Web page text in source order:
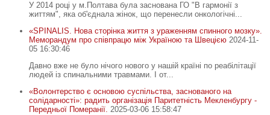
У 2014 році у м.Полтава була заснована ГО "В гармонії з
життям", яка об'єднала жінок, що перенесли онкологічні...
«SPINALIS. Нова сторінка життя з ураженням спинного мозку».
Меморандум про співпрацю між Україною та Швецією 2024-11-
05 16:30:46
Давно вже не було нічого нового у нашій країні по реабілітації
людей із спинальними травмами. І от...
«Волонтерство є основою суспільства, заснованого на
солідарності»: радить організація Паритетність Мекленбургу -
Передньої Померанії. 2025-03-06 15:58:47